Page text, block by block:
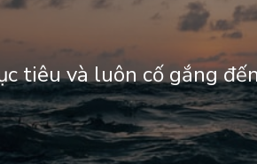
tiêu và luôn cố gắng